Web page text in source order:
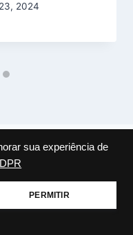
sua experiência de
PERMITIR
2024
publicado. Campos